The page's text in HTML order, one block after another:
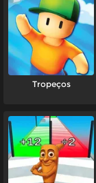
Tropeços